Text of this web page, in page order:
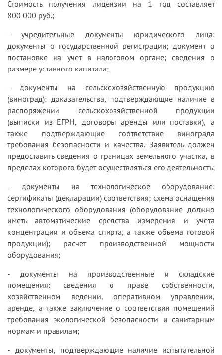
Стоимость получения лицензии на 1 год составляет
800 000 руб.;
- учредительные документы юридического лица:
документы о государственной регистрации; документ о
постановке на учет в налоговом органе; сведения о
размере уставного капитала;
- документы на сельскохозяйственную продукцию
(виноград): доказательства, подтверждающие наличие в
распоряжении сельскохозяйственной продукции
(выписки из ЕГРН, договоры аренды или поставки), а
также подтверждающие соответствие винограда
требования безопасности и качества. Заявитель должен
предоставить сведения о границах земельного участка, в
пределах которого будет осуществляться его деятельность;
- документы на технологическое оборудование:
сертификаты (декларации) соответствия; схема оснащения
технологического оборудования (оборудование должно
иметь автоматические средства измерения и учета
концентрации и объема спирта, а также объема готовой
продукции); расчет производственной мощности
оборудования;
- документы на производственные и складские
помещения: сведения о праве собственности,
хозяйственном ведении, оперативном управлении,
аренде, а также заключение о соответствии помещений
требования экологической безопасности и санитарным
нормам и правилам;
- документы, подтверждающие наличие испытательной